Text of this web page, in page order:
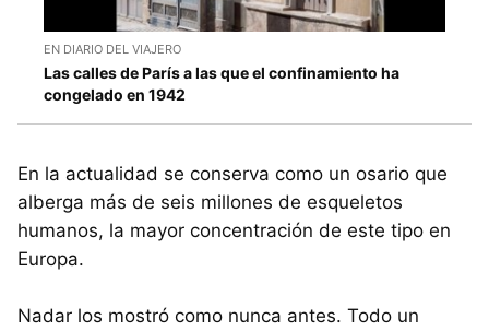
EN DIARIO DEL VIAJERO
Las calles de París a las que el confinamiento ha
congelado en 1942
En la actualidad se conserva como un osario que
alberga más de seis millones de esqueletos
humanos, la mayor concentración de este tipo en
Europa.
Nadar los mostró como nunca antes. Todo un